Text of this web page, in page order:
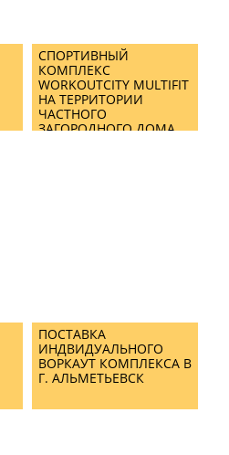
СПОРТИВНЫЙ
КОМПЛЕКС
WORKOUTCITY MULTIFIT
НА ТЕРРИТОРИИ
ЧАСТНОГО
ЗАГОРОДНОГО ДОМА
ПОСТАВКА
ИНДВИДУАЛЬНОГО
ВОРКАУТ КОМПЛЕКСА В
Г. АЛЬМЕТЬЕВСК